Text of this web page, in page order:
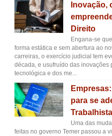
Inovação,
Direito
Engana-se
forma estática e sem abertura ao
carreiras, o exercício judicial tem
década, e usufruído das
tecnológica e dos me...
para se
Trabalhista
Uma das
feitas no governo Temer passou a